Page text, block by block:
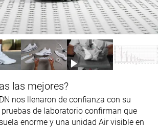
las mejores?
nos llenaron de confianza con su
de laboratorio confirman que
enorme y una unidad Air visible en